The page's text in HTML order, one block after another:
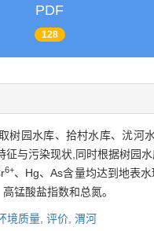
PDF
128
树园水库、拾村水库、沋
征与污染现状,同时根据树
6+、Hg、As含量均达到地表
锰酸盐指数和总氮。
境质量, 评价, 渭河